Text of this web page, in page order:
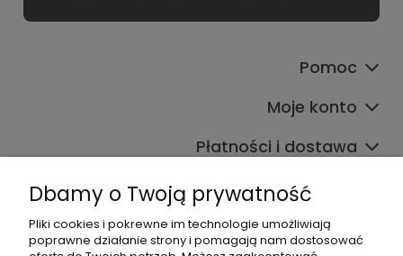
Pomoc
Moje konto
Płatności i dostawa
Informacje
O nas
Dbamy o Twoją prywatność
Pliki cookies i pokrewne im technologie umożliwiają
poprawne działanie strony i pomagają nam dostosować